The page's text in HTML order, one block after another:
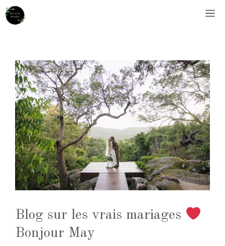
Aller
au
Blog sur les vrais mariages
Bonjour May